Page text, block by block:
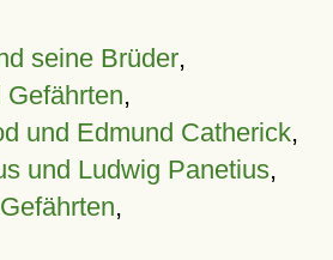
seine Brüder,
,
und Edmund Catherick,
und Ludwig Panetius,
,